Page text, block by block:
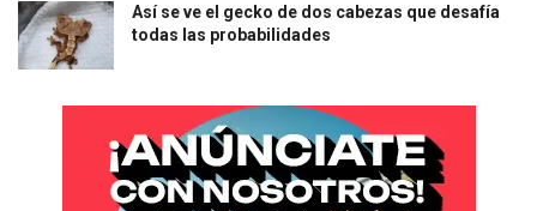
Así se ve el gecko de dos cabezas que desafía
todas las probabilidades